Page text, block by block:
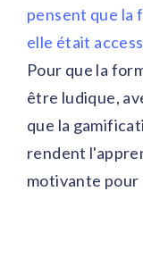
pensent que la
elle était
Pour que la
être ludique,
que la
rendent
motivante pour